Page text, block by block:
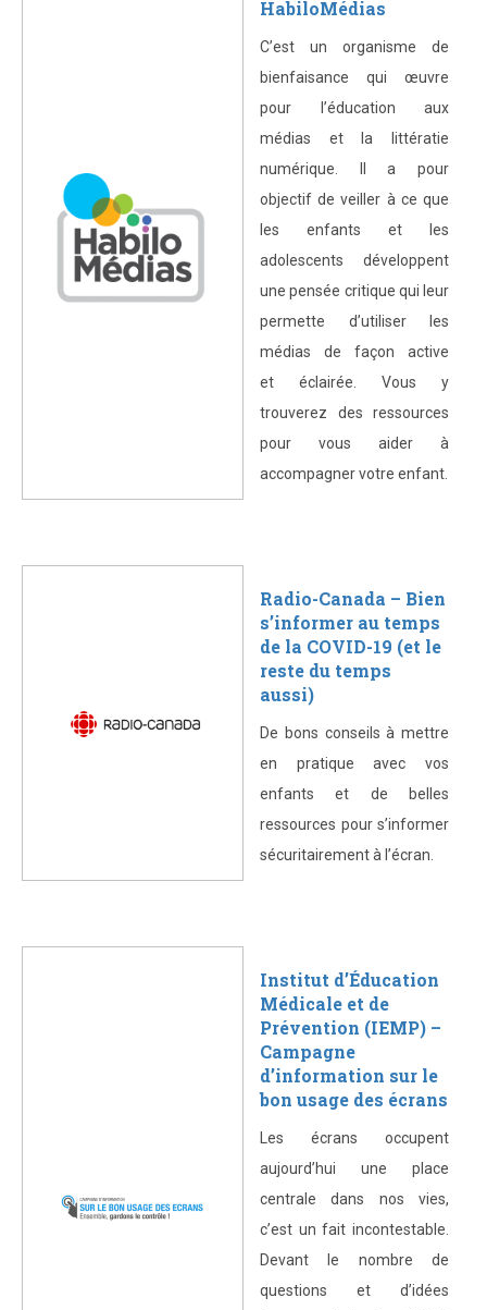
HabiloMédias
C’est un organisme de
bienfaisance qui œuvre
pour l’éducation aux
médias et la littératie
numérique. Il a pour
objectif de veiller à ce que
les enfants et les
adolescents développent
une pensée critique qui leur
permette d’utiliser les
médias de façon active
et éclairée. Vous y
trouverez des ressources
pour vous aider à
accompagner votre enfant.
Radio-Canada – Bien
s’informer au temps
de la COVID-19 (et le
reste du temps
aussi)
De bons conseils à mettre
en pratique avec vos
enfants et de belles
ressources pour s’informer
sécuritairement à l’écran.
Institut d’Éducation
Médicale et de
Prévention (IEMP) –
Campagne
d’information sur le
bon usage des écrans
Les écrans occupent
aujourd’hui une place
centrale dans nos vies,
c’est un fait incontestable.
Devant le nombre de
questions et d’idées